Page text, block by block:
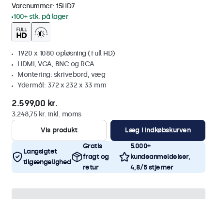
Varenummer: 15HD7
100+ stk. på lager
1920 x 1080 opløsning (Full HD)
HDMI, VGA, BNC og RCA
Montering: skrivebord, væg
Ydermål: 372 x 232 x 33 mm
2.599,00 kr.
3.248,75 kr. inkl. moms
Vis produkt
Læg i indkøbskurven
Langsigtet
tilgængelighed
Gratis
fragt og
retur
5.000+
kundeanmeldelser,
4,8/5 stjerner